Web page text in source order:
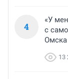
4
«У
с
Омска
13